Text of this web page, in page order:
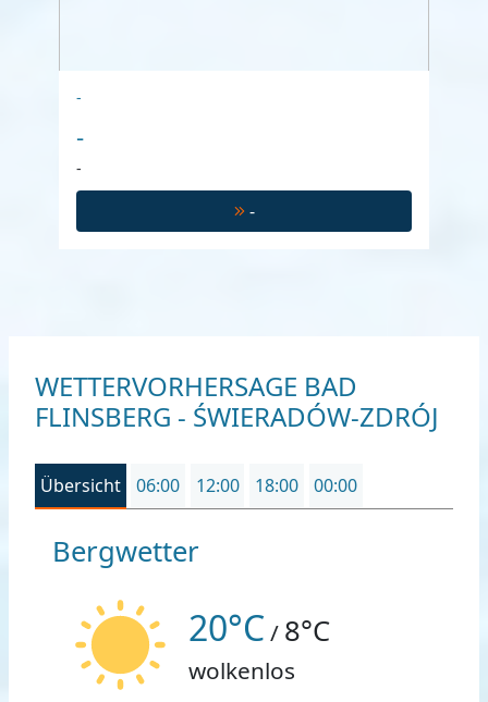
-
-
-
-
WETTERVORHERSAGE BAD
FLINSBERG - ŚWIERADÓW-ZDRÓJ
Übersicht 06:00 12:00 18:00 00:00
Bergwetter
20°C / 8°C
wolkenlos